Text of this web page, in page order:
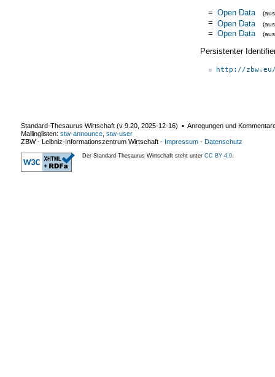
= Open Data
= Open Data
= Open Data
Persistenter
http://
Standard-Thesaurus Wirtschaft (v 9.20 2025-12-16) ▪ Anregungen und
Mailinglisten: stw-announce stw-user
ZBW - Leibniz-Informationszentrum Wirtschaft - Impressum - Datenschutz
Der Standard-Thesaurus Wirtschaft steht unter CC BY 4.0